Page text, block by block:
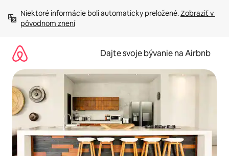
obsah.
Niektoré informácie boli automaticky preložené. Zobraziť v
pôvodnom znení
Dajte svoje bývanie na Airbnb